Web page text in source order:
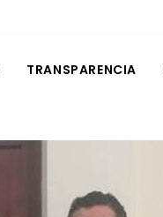
TRANSPARENCIA